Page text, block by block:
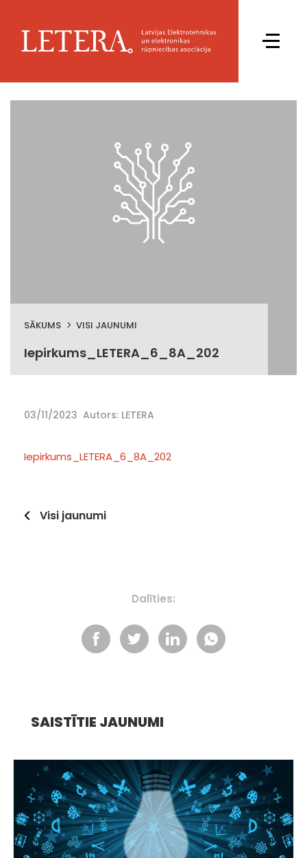
SĀKUMS VISI JAUNUMI
Iepirkums_LETERA_6_8A_202
03/11/2023 Autors: LETERA
Iepirkums_LETERA_6_8A_202
Visi jaunumi
Dalīties:
SAISTĪTIE JAUNUMI